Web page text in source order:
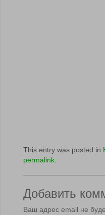
This entry was posted in
permalink
Добавить
Ваш адрес email не